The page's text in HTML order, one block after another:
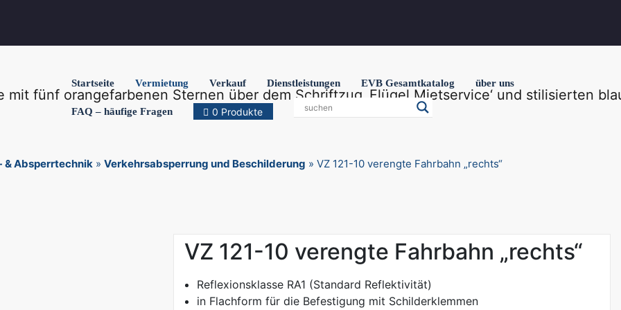
Startseite Vermietung Verkauf Dienstleistungen EVB Gesamtkatalog über uns
FAQ – häufige Fragen 0 Produkte
& Absperrtechnik» Verkehrsabsperrung und Beschilderung » VZ 121-10 verengte Fahrbahn „rechts“
VZ 121-10 verengte Fahrbahn „rechts“
Reflexionsklasse RA1 (Standard Reflektivität)
in Flachform für die Befestigung mit Schilderklemmen